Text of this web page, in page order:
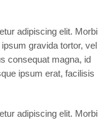
adipiscing elit. Morbi
gravida tortor, vel
consequat magna, id
ipsum erat, facilisis
adipiscing elit. Morbi